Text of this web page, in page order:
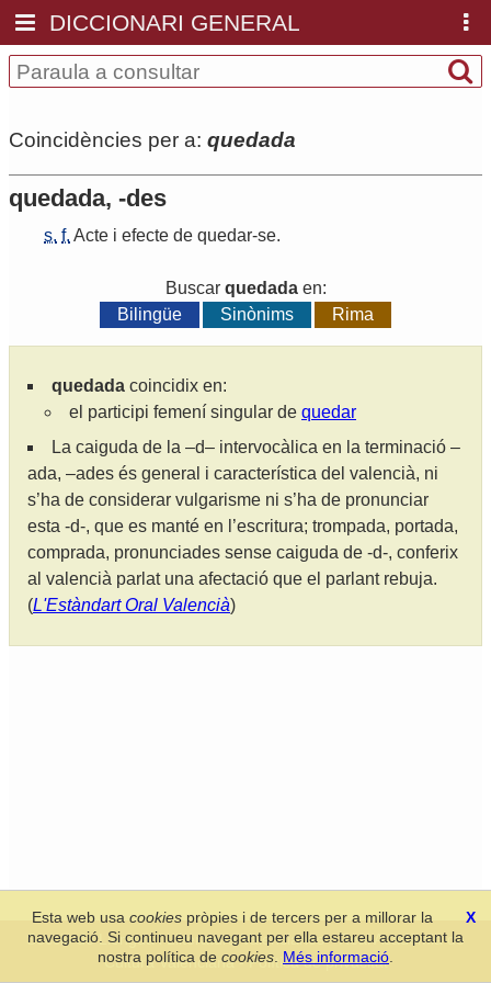
DICCIONARI GENERAL
Coincidències per a: quedada
quedada, -des
s. f. Acte i efecte de quedar-se.
Buscar quedadaen:
Bilingüe
Sinònims Rima
quedada coincidix en:
el participi femení singular de quedar
La caiguda de la –d– intervocàlica en la terminació –
ada, –ades és general i característica del valencià, ni
s’ha de considerar vulgarisme ni s’ha de pronunciar
esta -d-, que es manté en l’escritura; trompada, portada,
comprada, pronunciades sense caiguda de -d-, conferix
al valencià parlat una afectació que el parlant rebuja.
(L'Estàndart Oral Valencià)
Secció de Llengua i Lliteratura Valencianes-Real Acadèmia de
Cultura Valenciana-Política de privacitat
X
Esta web usacookies pròpies i de tercers per a millorar la
navegació. Si continueu navegant per ella estareu acceptant la
nostra política de cookies Més informació